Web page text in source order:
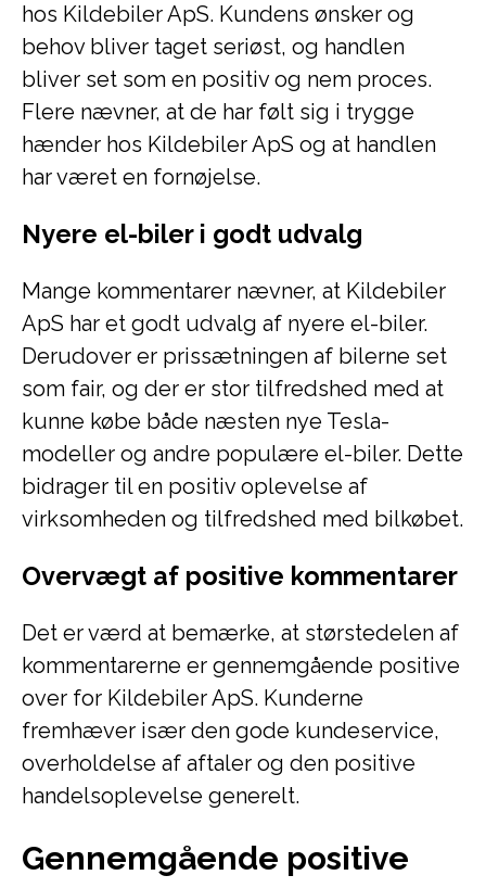
hos Kildebiler ApS. Kundens ønsker og
behov bliver taget seriøst, og handlen
bliver set som en positiv og nem proces.
Flere nævner, at de har følt sig i trygge
hænder hos Kildebiler ApS og at handlen
har været en fornøjelse.
Nyere el-biler i godt udvalg
Mange kommentarer nævner, at Kildebiler
ApS har et godt udvalg af nyere el-biler.
Derudover er prissætningen af bilerne set
som fair, og der er stor tilfredshed med at
kunne købe både næsten nye Tesla-
modeller og andre populære el-biler. Dette
bidrager til en positiv oplevelse af
virksomheden og tilfredshed med bilkøbet.
Overvægt af positive kommentarer
Det er værd at bemærke, at størstedelen af
kommentarerne er gennemgående positive
over for Kildebiler ApS. Kunderne
fremhæver især den gode kundeservice,
overholdelse af aftaler og den positive
handelsoplevelse generelt.
Gennemgående positive